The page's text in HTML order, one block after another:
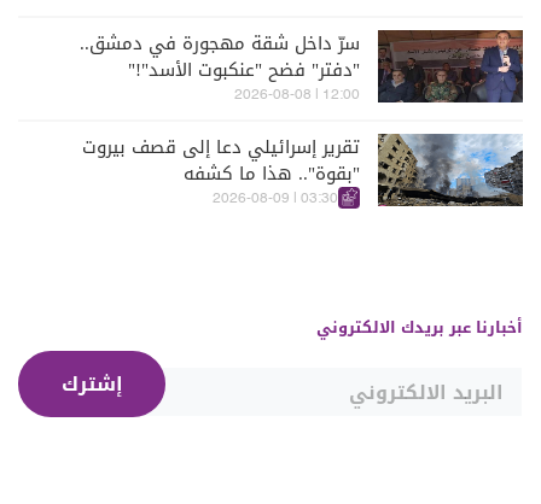
سرّ داخل شقة مهجورة في دمشق..
"دفتر" فضح "عنكبوت الأسد"!"
12:00 | 2026-08-08
تقرير إسرائيلي دعا إلى قصف بيروت
"بقوة".. هذا ما كشفه
03:30 | 2026-08-09
أخبارنا عبر بريدك الالكتروني
إشترك